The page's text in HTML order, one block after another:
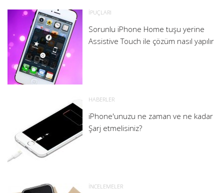
İPUÇLARI
Sorunlu iPhone Home tuşu yerine
Assistive Touch ile çözüm nasıl yapılır
HABERLER
iPhone'unuzu ne zaman ve ne kadar
Şarj etmelisiniz?
İNCELEMELER